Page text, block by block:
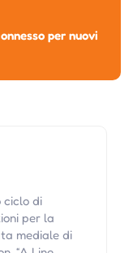
per nuovi
ciclo di
per la
mediale di